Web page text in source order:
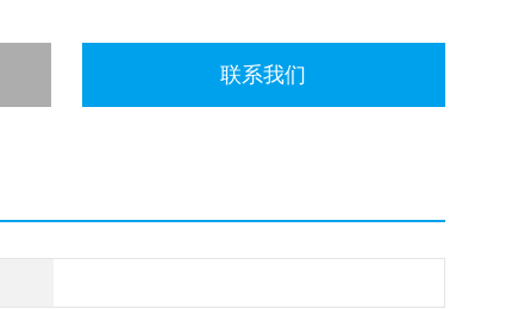
联系我们